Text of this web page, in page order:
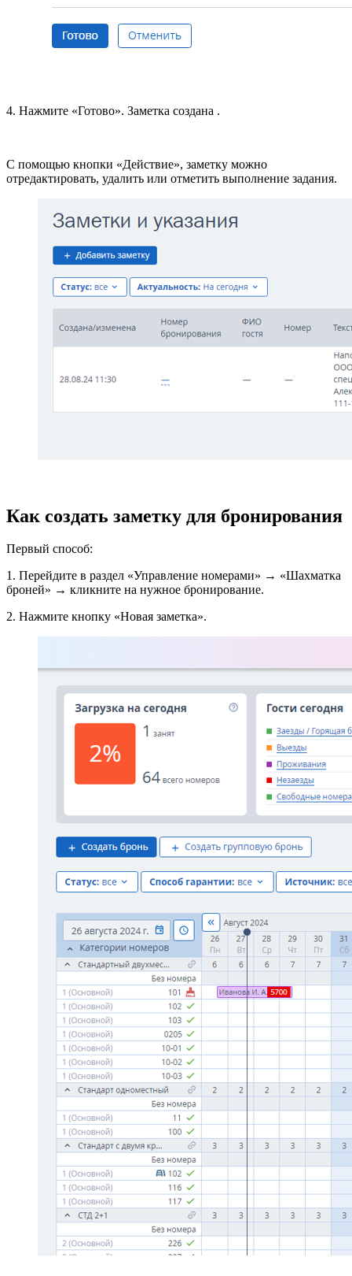
4. Нажмите «Готово». Заметка создана .
С помощью кнопки «Действие», заметку можно
отредактировать, удалить или отметить выполнение задания.
Как создать заметку для бронирования
Первый способ:
1. Перейдите в раздел «Управление номерами» → «Шахматка
броней» → кликните на нужное бронирование.
2. Нажмите кнопку «Новая заметка».